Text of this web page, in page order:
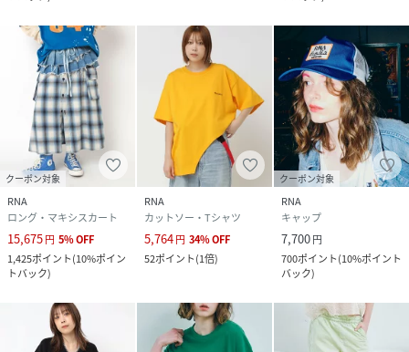
クーポン対象
RNA
ロング・マキシスカート
15,675円 5%OFF
1,425ポイント(10%ポイン
トバック)
RNA
カットソー・Tシャツ
5,764円 34%OFF
52ポイント(1倍)
クーポン対象
RNA
キャップ
7,700円
700ポイント(10%ポイント
バック)